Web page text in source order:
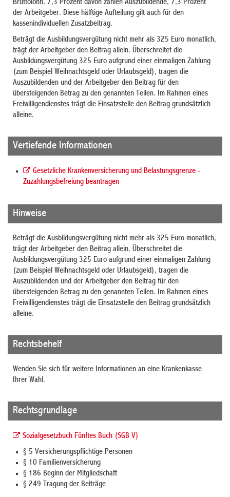
Bruttolohn. 7,3 Prozent davon zahlen Auszubildende, 7,3 Prozent
der Arbeitgeber. Diese hälftige Aufteilung gilt auch für den
kassenindividuellen Zusatzbeitrag.
Beträgt die Ausbildungsvergütung nicht mehr als 325 Euro monatlich,
trägt der Arbeitgeber den Beitrag allein. Überschreitet die
Ausbildungsvergütung 325 Euro aufgrund einer einmaligen Zahlung
(zum Beispiel Weihnachtsgeld oder Urlaubsgeld), tragen die
Auszubildenden und der Arbeitgeber den Beitrag für den
übersteigenden Betrag zu den genannten Teilen. Im Rahmen eines
Freiwilligendienstes trägt die Einsatzstelle den Beitrag grundsätzlich
alleine.
Vertiefende Informationen
Gesetzliche Krankenversicherung und Belastungsgrenze -
Zuzahlungsbefreiung beantragen
Hinweise
Beträgt die Ausbildungsvergütung nicht mehr als 325 Euro monatlich,
trägt der Arbeitgeber den Beitrag allein. Überschreitet die
Ausbildungsvergütung 325 Euro aufgrund einer einmaligen Zahlung
(zum Beispiel Weihnachtsgeld oder Urlaubsgeld), tragen die
Auszubildenden und der Arbeitgeber den Beitrag für den
übersteigenden Betrag zu den genannten Teilen. Im Rahmen eines
Freiwilligendienstes trägt die Einsatzstelle den Beitrag grundsätzlich
alleine.
Rechtsbehelf
Wenden Sie sich für weitere Informationen an eine Krankenkasse
Ihrer Wahl.
Rechtsgrundlage
Sozialgesetzbuch Fünftes Buch (SGB V)
§ 5 Versicherungspflichtige Personen
§ 10 Familienversicherung
§ 186 Beginn der Mitgliedschaft
§ 249 Tragung der Beiträge